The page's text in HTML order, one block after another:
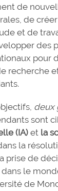
de
de
et de
des
pour
recherche
deux
sont
(IA) et la
la
prise de
le
de